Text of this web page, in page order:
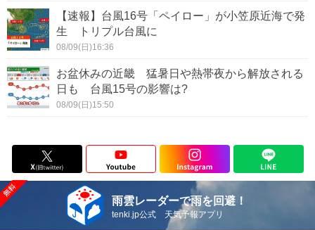
【速報】台風16号「ペイロー」が小笠原近海で発
生 トリプル台風に
08/09(日)16:36
お盆休みの近畿 猛暑日や熱帯夜から解放される
日も 台風15号の影響は?
08/09(日)15:50
雨雲レーダーで雨を回避！
tenki.jp公式 天気予報アプリ